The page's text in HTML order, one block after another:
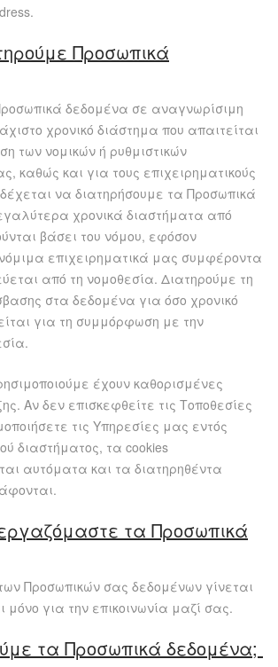
Προσωπικά
δεδομένα σε αναγνωρίσιμη
χρονικό διάστημα που απαιτείται
των νομικών ή ρυθμιστικών
καθώς και για τους επιχειρηματικούς
να διατηρήσουμε τα Προσωπικά
χρονικά διαστήματα από
βάσει του νόμου, εφόσον
επιχειρηματικά μας συμφέροντα
από τη νομοθεσία. Διατηρούμε τη
στα δεδομένα για όσο χρονικό
για τη συμμόρφωση με την
έχουν καθορισμένες
Αν δεν επισκεφθείτε τις Τοποθεσίες
τις Υπηρεσίες μας εντός
διαστήματος, τα cookies
αυτόματα και τα διατηρηθέντα
τα Προσωπικά
Προσωπικών σας δεδομένων γίνεται
μόνο για την επικοινωνία μαζί σας.
τα Προσωπικά δεδομένα;